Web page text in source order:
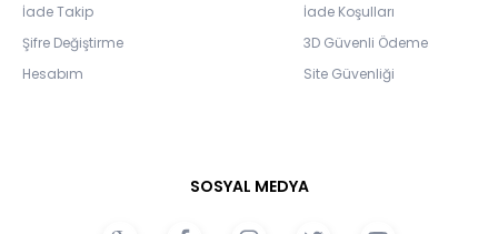
İade Takip
Şifre Değiştirme
Hesabım
İade Koşulları
3D Güvenli Ödeme
Site Güvenliği
SOSYAL MEDYA